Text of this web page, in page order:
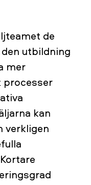
de
utbildning
mer
processer
kan
verkligen